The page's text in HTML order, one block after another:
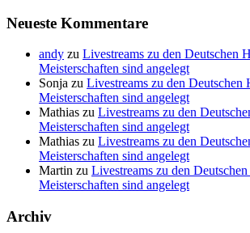
Neueste Kommentare
andy zu Livestreams zu den Deutschen
Meisterschaften sind angelegt
Sonja zu Livestreams zu den Deutschen
Meisterschaften sind angelegt
Mathias zu Livestreams zu den
Meisterschaften sind angelegt
Mathias zu Livestreams zu den
Meisterschaften sind angelegt
Martin zu Livestreams zu den
Meisterschaften sind angelegt
Archiv